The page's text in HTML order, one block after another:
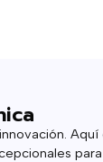
Aquí